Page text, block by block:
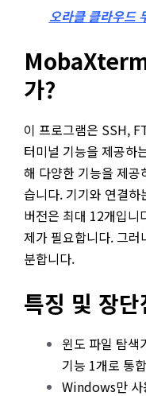
오라클 클라우드
가?
이 프로그램은 SSH,
터미널 기능을 제공하
해 다양한 기능을 제
습니다. 기기와 연결
버전은 최대 12개입니
제가 필요합니다. 그
분합니다.
특징 및 장단
윈도 파일 탐색
기능 1개로 통합
Windows만 사